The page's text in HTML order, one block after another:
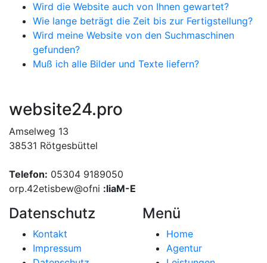
Wird die Website auch von Ihnen gewartet?
Wie lange beträgt die Zeit bis zur Fertigstellung?
Wird meine Website von den Suchmaschinen
gefunden?
Muß ich alle Bilder und Texte liefern?
website24.pro
Amselweg 13
38531 Rötgesbüttel
Telefon: 05304 9189050
orp.42etisbew@ofni :liaM-E
Datenschutz
Kontakt
Impressum
Menü
Home
Agentur